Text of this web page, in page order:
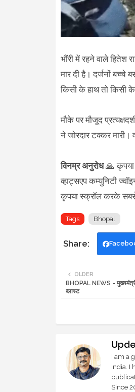
भाैंरी में रहने वाले
मार दी है। दर्जनों
किसी के हाथ तो किसी
मौके पर मौजूद
ने जोरदार टक्कर
विनम्र अनुरोध🙏
व्हाट्सएप कम्युनिटी
कृपया स्क्रॉल करके
Tags Bhopal
OLDER
BHOPAL NEWS -
ब्लास्ट
I am a
India. I
Since